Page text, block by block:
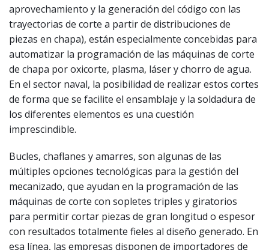
aprovechamiento y la generación del código con las
trayectorias de corte a partir de distribuciones de
piezas en chapa), están especialmente concebidas para
automatizar la programación de las máquinas de corte
de chapa por oxicorte, plasma, láser y chorro de agua.
En el sector naval, la posibilidad de realizar estos cortes
de forma que se facilite el ensamblaje y la soldadura de
los diferentes elementos es una cuestión
imprescindible.
Bucles, chaflanes y amarres, son algunas de las
múltiples opciones tecnológicas para la gestión del
mecanizado, que ayudan en la programación de las
máquinas de corte con sopletes triples y giratorios
para permitir cortar piezas de gran longitud o espesor
con resultados totalmente fieles al diseño generado. En
esa línea, las empresas disponen de importadores de